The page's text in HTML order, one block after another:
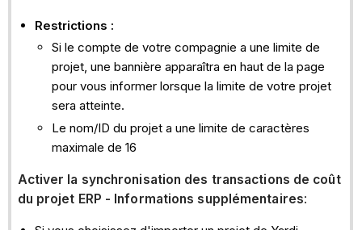
Restrictions :
Si le compte de votre compagnie a une limite de
projet, une bannière apparaîtra en haut de la page
pour vous informer lorsque la limite de votre projet
sera atteinte.
Le nom/ID du projet a une limite de caractères
maximale de 16
Activer la synchronisation des transactions de coût
du projet ERP - Informations supplémentaires: